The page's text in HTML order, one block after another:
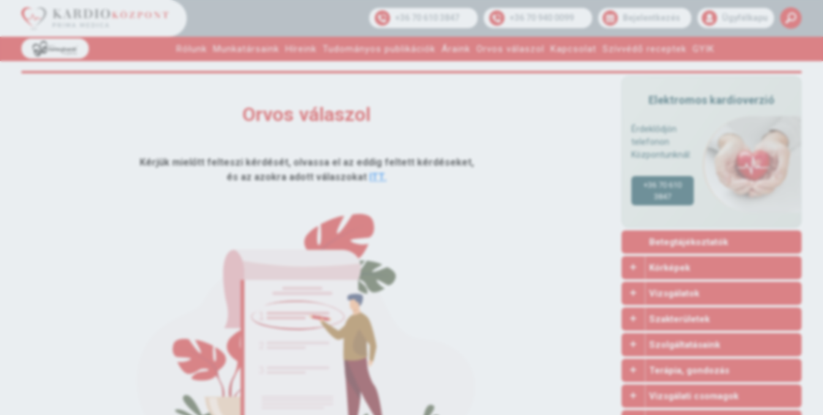
Bejelentkezés Ügyfélkapu
Rólunk Munkatársaink Híreink Tudományos publikációk Áraink Orvos válaszol Kapcsolat Szívvédő receptek GYIK
Orvos válaszol
Kérjük mielőtt felteszi kérdését, olvassa el az eddig feltett kérdéseket,
és az azokra adott válaszokat ITT.
Elektromos kardioverzió
Érdeklődjön
telefonon
Központunknál:
+36 70 610
3847
Betegtájékoztatók
Kórképek
Vizsgálatok
Szakterületek
Szolgáltatásaink
Terápia, gondozás
Vizsgálati csomagok